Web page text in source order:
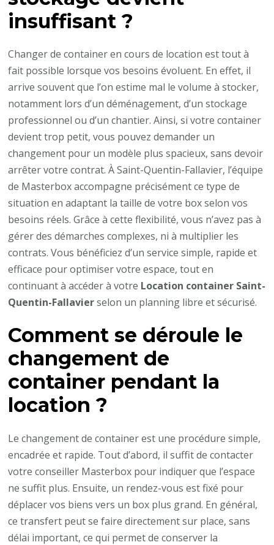
insuffisant ?
Changer de container en cours de location est tout à
fait possible lorsque vos besoins évoluent. En effet, il
arrive souvent que l’on estime mal le volume à stocker,
notamment lors d’un déménagement, d’un stockage
professionnel ou d’un chantier. Ainsi, si votre container
devient trop petit, vous pouvez demander un
changement pour un modèle plus spacieux, sans devoir
arrêter votre contrat. À Saint-Quentin-Fallavier, l’équipe
de Masterbox accompagne précisément ce type de
situation en adaptant la taille de votre box selon vos
besoins réels. Grâce à cette flexibilité, vous n’avez pas à
gérer des démarches complexes, ni à multiplier les
contrats. Vous bénéficiez d’un service simple, rapide et
efficace pour optimiser votre espace, tout en
continuant à accéder à votre Location container Saint-
Quentin-Fallavierselon un planning libre et sécurisé.
Comment se déroule le
changement de
container pendant la
location ?
Le changement de container est une procédure simple,
encadrée et rapide. Tout d’abord, il suffit de contacter
votre conseiller Masterbox pour indiquer que l’espace
ne suffit plus. Ensuite, un rendez-vous est fixé pour
déplacer vos biens vers un box plus grand. En général,
ce transfert peut se faire directement sur place, sans
délai important, ce qui permet de conserver la